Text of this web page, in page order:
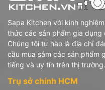
Sapa Kitchen với kinh
thức các sản phẩm gia dụng
Chúng tôi tự hào là địa chỉ
cầu mua sắm các sản phẩm
tiếng và uy tín trên thị trường.
Trụ sở chính HCM